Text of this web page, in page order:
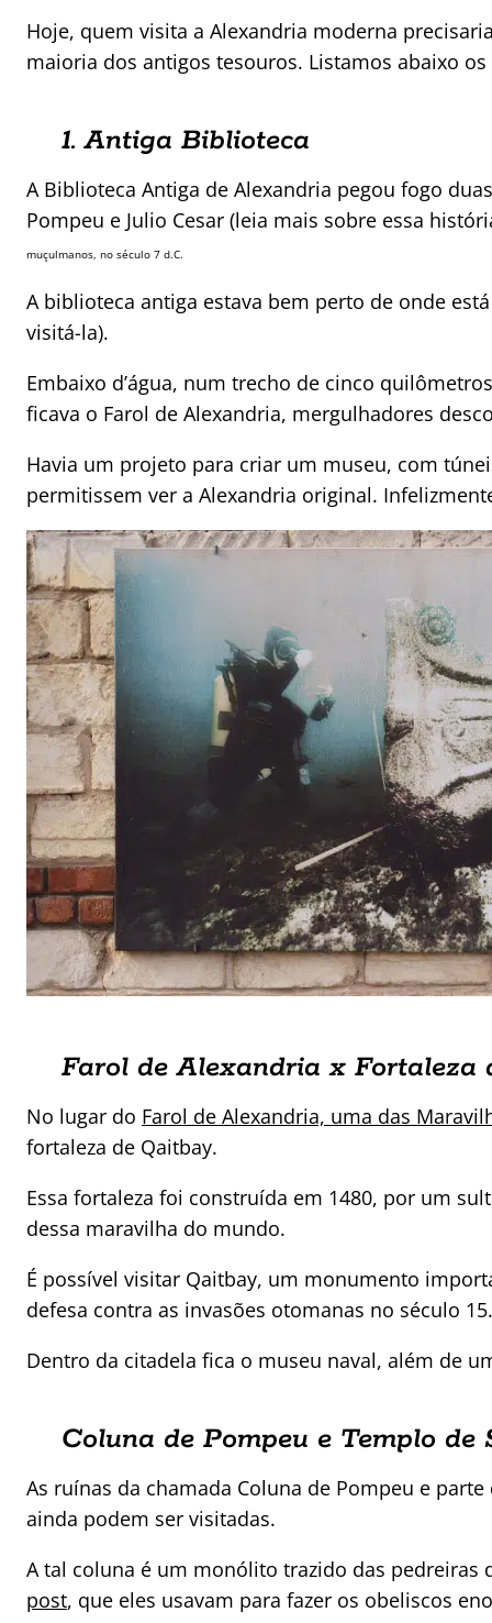
Hoje, quem visita a Alexandria moderna
maioria dos antigos tesouros. Listamos abaixo
1. Antiga Biblioteca
A Biblioteca Antiga de Alexandria pegou fogo
Pompeu e Julio Cesar (leia mais sobre essa
muçulmanos, no século 7 d.C.
A biblioteca antiga estava bem perto de onde
visitá-la).
Embaixo d’água, num trecho de cinco
ficava o Farol de Alexandria, mergulhadores
Havia um projeto para criar um museu, com
permitissem ver a Alexandria original.
Farol de Alexandria x Fortaleza
No lugar do Farol de Alexandria, uma das
fortaleza de Qaitbay.
Essa fortaleza foi construída em 1480, por um
dessa maravilha do mundo.
É possível visitar Qaitbay, um monumento
defesa contra as invasões otomanas no século 15.
Dentro da citadela fica o museu naval, além de
Coluna de Pompeu e Templo de
As ruínas da chamada Coluna de Pompeu e
ainda podem ser visitadas.
A tal coluna é um monólito trazido das pedreiras
post, que eles usavam para fazer os obeliscos